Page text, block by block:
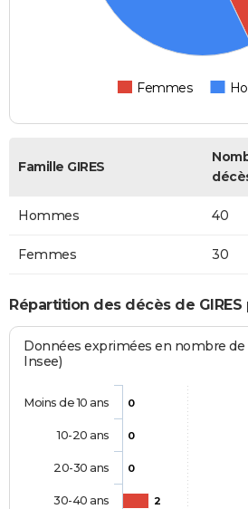
Femmes
Famille GIRES
Hommes 40
Femmes 30
Répartition des décès de
Données exprimées en nombre de
Insee)
0
0
0
2
Moins de 10 ans
10-20 ans
20-30 ans
30-40 ans